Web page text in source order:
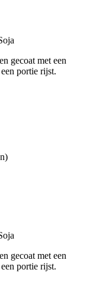
gecoat met een
portie rijst.
gecoat met een
portie rijst.